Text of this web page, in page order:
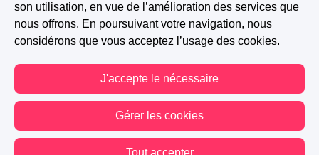
son utilisation, en vue de l’amélioration des services que
nous offrons. En poursuivant votre navigation, nous
considérons que vous acceptez l’usage des cookies.
J'accepte le nécessaire
Gérer les cookies
Tout accepter